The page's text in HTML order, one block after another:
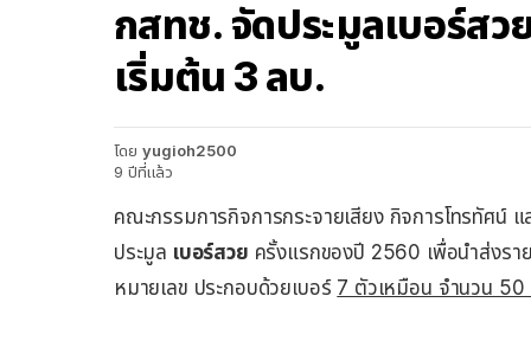
กสทช. จัดประมูลเบอร์ส
เริ่มต้น 3 ลบ.
โดย yugioh2500
9 ปีที่แล้ว
คณะกรรมการกิจการกระจายเสียง กิจการโทรทัศน์
ประมูล เบอร์สวย ครั้งแรกของปี 2560 เพื่อนำส่งรา
หมายเลข ประกอบด้วยเบอร์ 7 ตัวเหมือน จำนวน 50